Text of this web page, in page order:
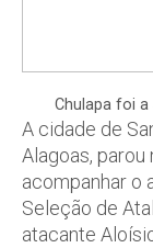
Chulapa foi
A cidade de
Alagoas, parou
acompanhar o
Seleção de
atacante